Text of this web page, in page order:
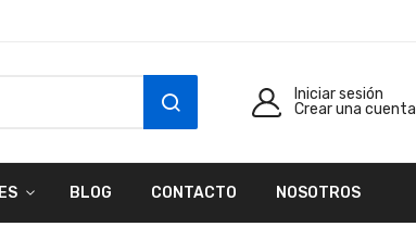
SEARCH
Iniciar sesión
Crear una cuenta
BLOG CONTACTO NOSOTROS